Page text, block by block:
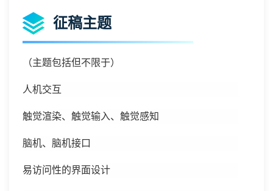
征稿主题
（主题包括但不限于）
人机交互
触觉渲染、触觉输入、触觉感知
脑机、脑机接口
易访问性的界面设计